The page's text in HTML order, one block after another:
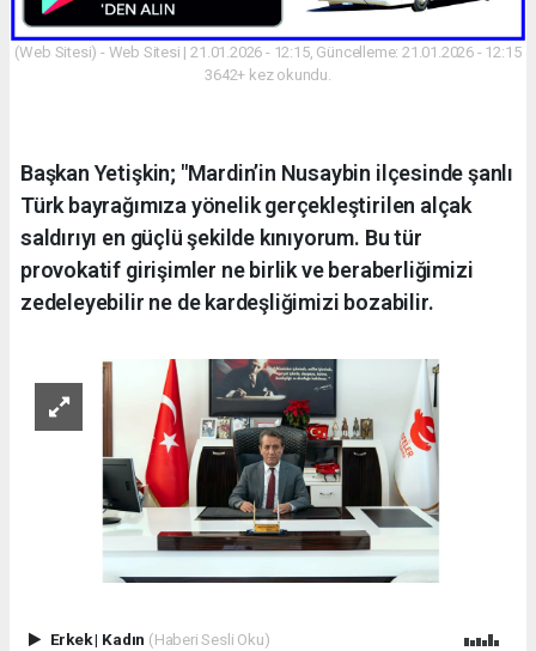
(Web Sitesi) - Web Sitesi | 21.01.2026 - 12:15, Güncelleme: 21.01.2026 - 12:15
3642+ kez okundu.
Başkan Yetişkin; "Mardin’in Nusaybin ilçesinde şanlı
Türk bayrağımıza yönelik gerçekleştirilen alçak
saldırıyı en güçlü şekilde kınıyorum. Bu tür
provokatif girişimler ne birlik ve beraberliğimizi
zedeleyebilir ne de kardeşliğimizi bozabilir.
Erkek| Kadın (Haberi Sesli Oku)